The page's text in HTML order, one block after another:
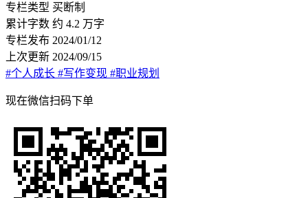
专栏类型 买断制
累计字数 约 4.2 万字
专栏发布 2024/01/12
上次更新 2024/09/15
#个人成长 #写作变现 #职业规划
现在微信扫码下单